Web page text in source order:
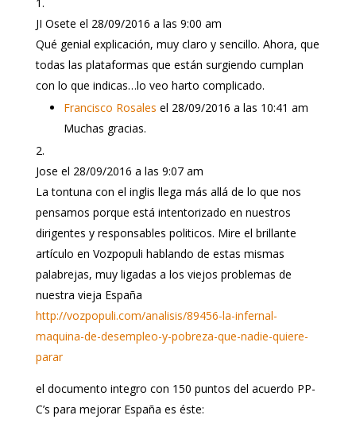
JI Osete el 28/09/2016 a las 9:00 am
Qué genial explicación, muy claro y sencillo. Ahora, que
todas las plataformas que están surgiendo cumplan
con lo que indicas…lo veo harto complicado.
Francisco Rosales el 28/09/2016 a las 10:41 am
Muchas gracias.
Jose el 28/09/2016 a las 9:07 am
La tontuna con el inglis llega más allá de lo que nos
pensamos porque está intentorizado en nuestros
dirigentes y responsables politicos. Mire el brillante
artículo en Vozpopuli hablando de estas mismas
palabrejas, muy ligadas a los viejos problemas de
nuestra vieja España
http://vozpopuli.com/analisis/89456-la-infernal-
maquina-de-desempleo-y-pobreza-que-nadie-quiere-
parar
el documento integro con 150 puntos del acuerdo PP-
C’s para mejorar España es éste: